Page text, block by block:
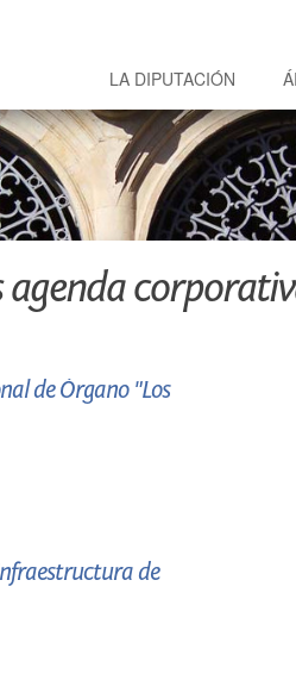
LA DIPUTACIÓN
de Órgano "Los
de